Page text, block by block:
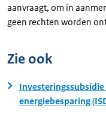
aanvraagt, om in
geen rechten worden
Zie ook
energiebesparing